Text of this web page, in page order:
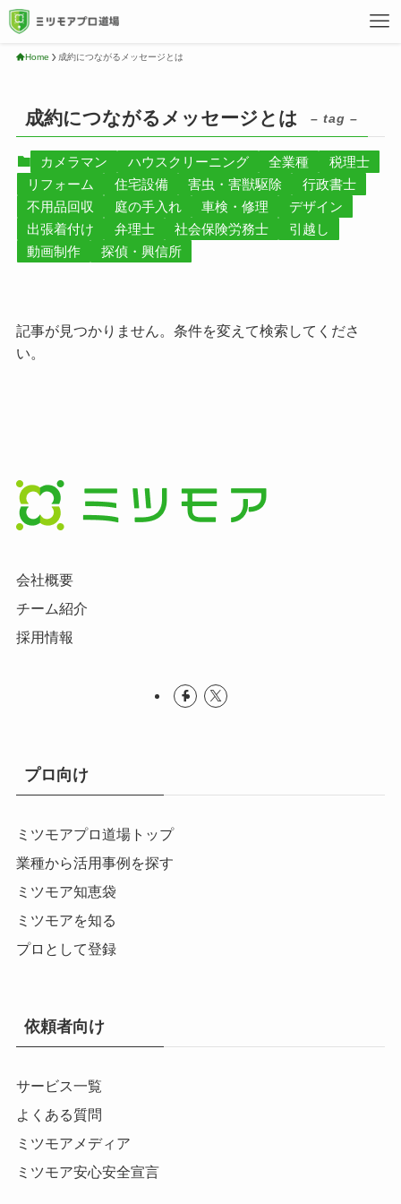
Home 成約につながるメッセージとは
成約につながるメッセージとは – tag –
カメラマン ハウスクリーニング 全業種
税理士
リフォーム
住宅設備 害虫・害獣駆除
行政書士
不用品回収
庭の手入れ 車検・修理
デザイン
出張着付け
弁理士 社会保険労務士
引越し
動画制作
探偵・興信所
記事が見つかりません。条件を変えて検索してくださ
い。
会社概要
チーム紹介
採用情報
プロ向け
ミツモアプロ道場トップ
業種から活用事例を探す
ミツモア知恵袋
ミツモアを知る
プロとして登録
依頼者向け
サービス一覧
よくある質問
ミツモアメディア
ミツモア安心安全宣言